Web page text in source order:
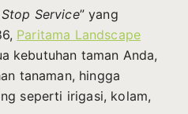
Stop Service” yang
Paritama Landscape
kebutuhan taman Anda,
tanaman, hingga
seperti irigasi, kolam,